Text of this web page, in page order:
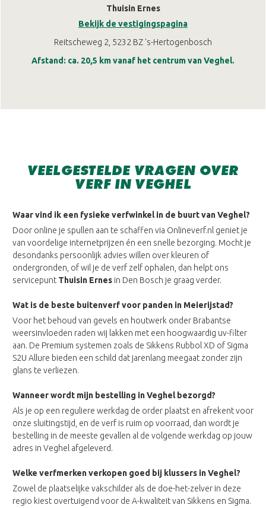
Thuisin Ernes
Bekijk de vestigingspagina
Reitscheweg 2, 5232 BZ 's-Hertogenbosch
Afstand: ca. 20,5 km vanaf het centrum van Veghel.
VEELGESTELDE VRAGEN OVER
VERF IN VEGHEL
Waar vind ik een fysieke verfwinkel in de buurt van Veghel?
Door online je spullen aan te schaffen via Onlineverf.nl geniet je
van voordelige internetprijzen én een snelle bezorging. Mocht je
desondanks persoonlijk advies willen over kleuren of
ondergronden, of wil je de verf zelf ophalen, dan helpt ons
servicepunt Thuisin Ernes in Den Bosch je graag verder.
Wat is de beste buitenverf voor panden in Meierijstad?
Voor het behoud van gevels en houtwerk onder Brabantse
weersinvloeden raden wij lakken met een hoogwaardig uv-filter
aan. De Premium systemen zoals de Sikkens Rubbol XD of Sigma
S2U Allure bieden een schild dat jarenlang meegaat zonder zijn
glans te verliezen.
Wanneer wordt mijn bestelling in Veghel bezorgd?
Als je op een reguliere werkdag de order plaatst en afrekent voor
onze sluitingstijd, en de verf is ruim op voorraad, dan wordt je
bestelling in de meeste gevallen al de volgende werkdag op jouw
adres in Veghel afgeleverd.
Welke verfmerken verkopen goed bij klussers in Veghel?
Zowel de plaatselijke vakschilder als de doe-het-zelver in deze
regio kiest overtuigend voor de A-kwaliteit van Sikkens en Sigma.